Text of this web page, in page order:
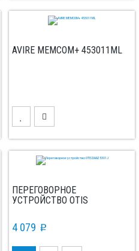
AVIRE MEMCOM+ 453011ML
ПЕРЕГОВОРНОЕ
УСТРОЙСТВО OTIS
4 079 p